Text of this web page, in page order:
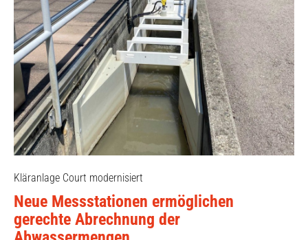
Kläranlage Court modernisiert
Neue Messstationen ermöglichen
gerechte Abrechnung der